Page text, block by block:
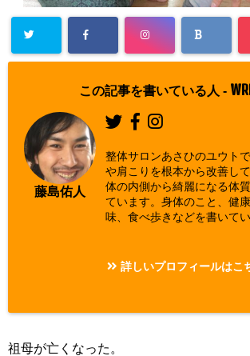
この記事を書いている人 -
藤島佑人
整体サロンあさひのユウト
や肩こりを根本から改善し
体の内側から綺麗になる体
ています。身体のこと、健
味、食べ歩きなどを書いてい
詳しいプロフィールはこ
祖母が亡くなった。